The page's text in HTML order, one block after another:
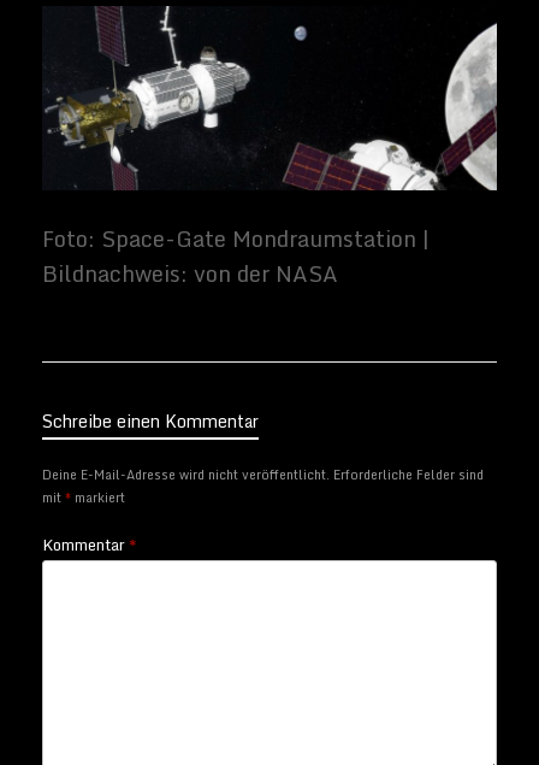
Schreibe einen Kommentar
Deine E-Mail-Adresse wird nicht veröffentlicht. Erforderliche Felder sind
mit* markiert
Kommentar*